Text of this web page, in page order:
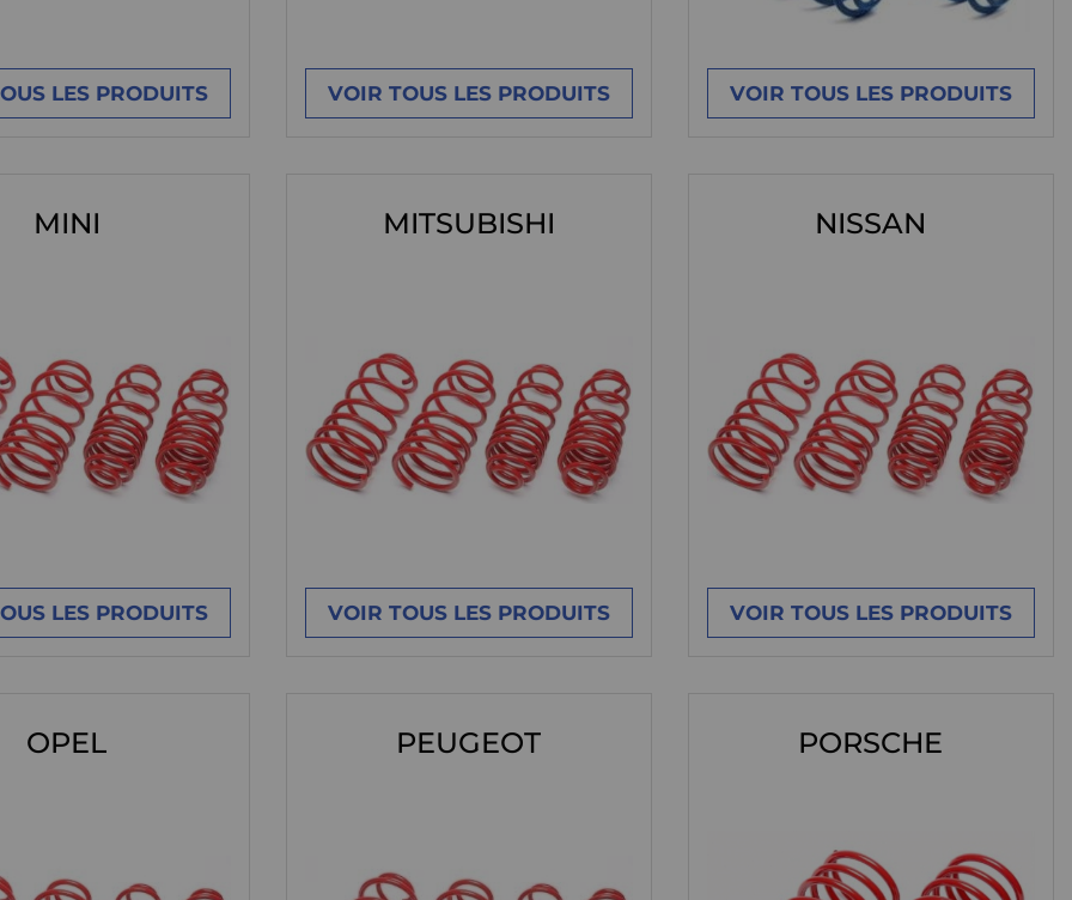
LES PRODUITS VOIR TOUS LES PRODUITS VOIR TOUS LES PRODUITS
MINI
LES PRODUITS
MITSUBISHI
VOIR TOUS LES PRODUITS
NISSAN
VOIR TOUS LES PRODUITS
OPEL PEUGEOT PORSCHE